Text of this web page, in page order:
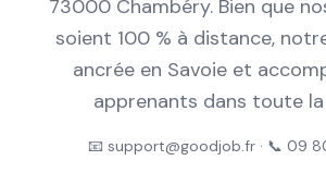
73000 Chambéry. Bien que
soient 100 % à distance,
ancrée en Savoie et
apprenants dans toute la
📧 support@goodjob.fr · 📞 09